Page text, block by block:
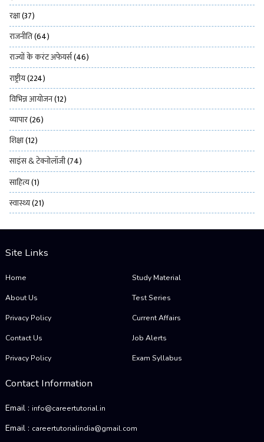
रक्षा(37)
राजनीति(64)
राज्यों के करंट अफेयर्स(46)
राष्ट्रीय(224)
विभिन्न आयोजन(12)
व्यापार(26)
शिक्षा(12)
साइंस & टेक्नोलॉजी(74)
साहित्य(1)
स्वास्थ्य(21)
Site Links
Home
About Us
Privacy Policy
Contact Us
Privacy Policy
Study Material
Test Series
Current Affairs
Job Alerts
Exam Syllabus
Contact Information
Email : info@careertutorial.in
Email : careertutorialindia@gmail.com